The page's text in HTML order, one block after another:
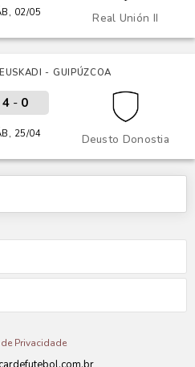
Real Unión II
02/05
- GUIPÚZCOA
Deusto Donostia
4- 0
25/04
Privacidade